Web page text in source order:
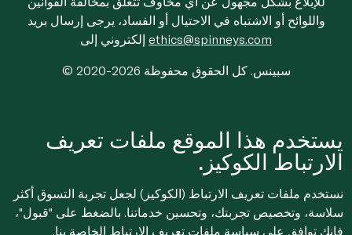
واللوائح أو الاشتباه في الاحتيال أو الفساد، يرجى إرسال بريد
ethics@spinneys.com
© 2020-2026 سبينس. كل الحقوق محفوظة
يستخدم هذا الموقع ملفات تعريف
الارتباط الكوكيز.
نستخدم ملفات تعريف الارتباط (الكوكيز) لجعل تجربة التسوق أكثر
سلاسة، وتخصيص تجربتك، وتحسين خدماتنا. بالضغط على "قبول"،
فإنك توافق على سياسة ملفات تعريف الارتباط الخاصة بنا.